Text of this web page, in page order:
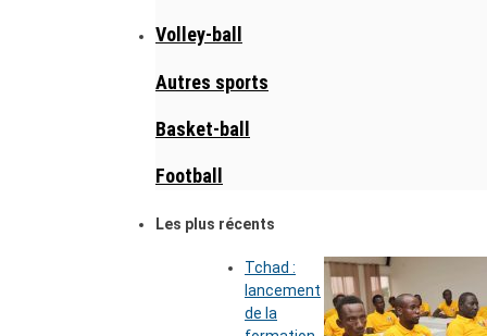
Volley-ball
Autres sports
Basket-ball
Football
Les plus récents
Tchad :
lancement
de la